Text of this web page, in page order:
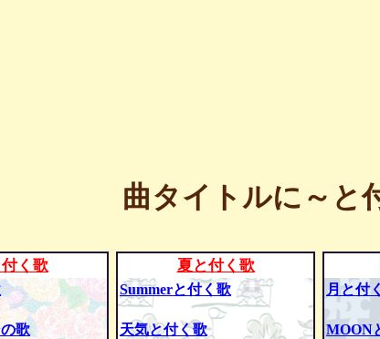
曲タイトルに～と
く歌
歌
夏と付く歌
Summerと付く歌
天気と付く歌
月と付
MOON